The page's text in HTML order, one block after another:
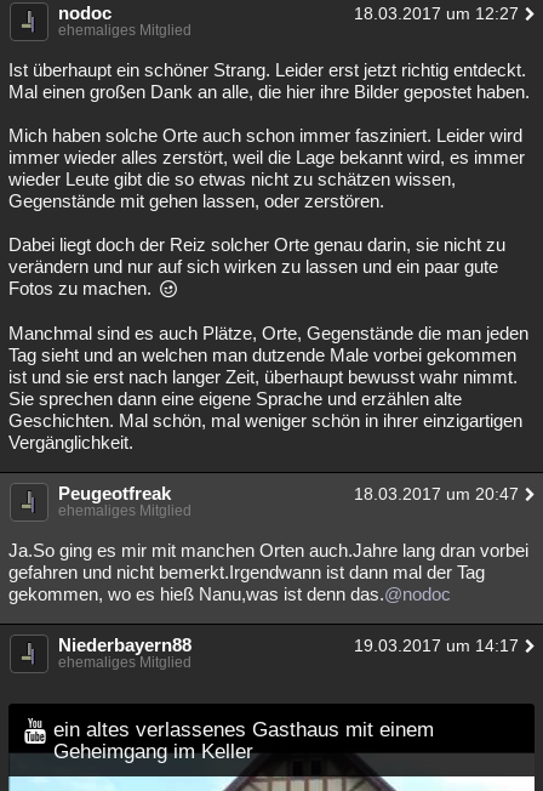
nodoc 18.03.2017 um 12:27
ehemaliges Mitglied
Ist überhaupt ein schöner Strang. Leider erst jetzt richtig entdeckt.
Mal einen großen Dank an alle, die hier ihre Bilder gepostet haben.
Mich haben solche Orte auch schon immer fasziniert. Leider wird
immer wieder alles zerstört, weil die Lage bekannt wird, es immer
wieder Leute gibt die so etwas nicht zu schätzen wissen,
Gegenstände mit gehen lassen, oder zerstören.
Dabei liegt doch der Reiz solcher Orte genau darin, sie nicht zu
verändern und nur auf sich wirken zu lassen und ein paar gute
Fotos zu machen.
Manchmal sind es auch Plätze, Orte, Gegenstände die man jeden
Tag sieht und an welchen man dutzende Male vorbei gekommen
ist und sie erst nach langer Zeit, überhaupt bewusst wahr nimmt.
Sie sprechen dann eine eigene Sprache und erzählen alte
Geschichten. Mal schön, mal weniger schön in ihrer einzigartigen
Vergänglichkeit.
Peugeotfreak 18.03.2017 um 20:47
ehemaliges Mitglied
Ja.So ging es mir mit manchen Orten auch.Jahre lang dran vorbei
gefahren und nicht bemerkt.Irgendwann ist dann mal der Tag
gekommen, wo es hieß Nanu,was ist denn das.@nodoc
Niederbayern88 19.03.2017 um 14:17
ehemaliges Mitglied
ein altes verlassenes Gasthaus mit einem
Geheimgang im Keller